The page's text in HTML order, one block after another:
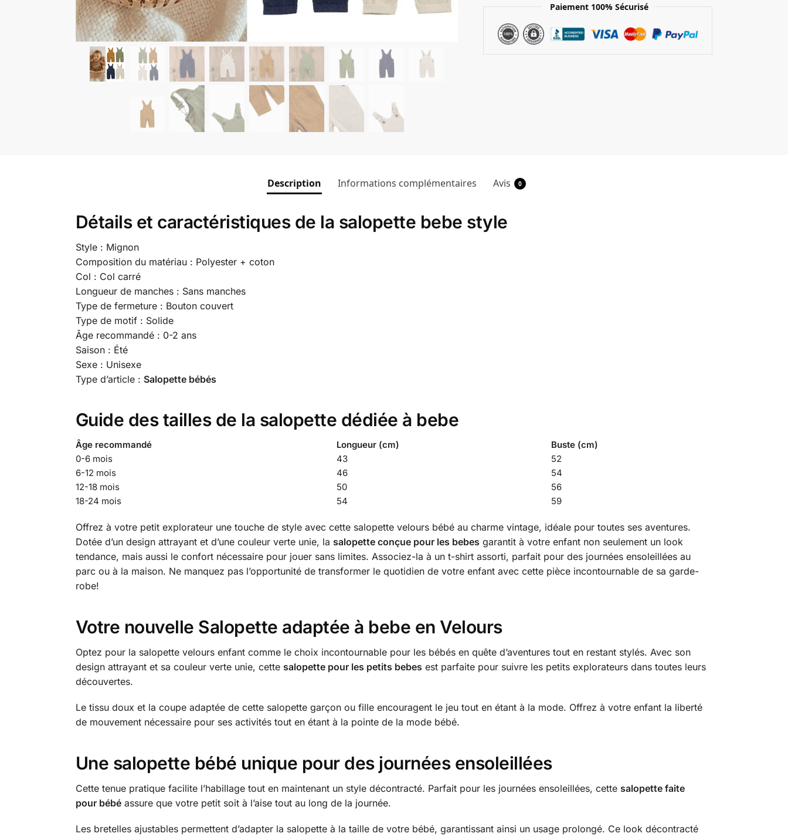
Paiement 100% Sécurisé
Description Informations complémentaires Avis 0
Détails et caractéristiques de la salopette bebe style
Style : Mignon
Composition du matériau : Polyester + coton
Col : Col carré
Longueur de manches : Sans manches
Type de fermeture : Bouton couvert
Type de motif : Solide
Âge recommandé : 0-2 ans
Saison : Été
Sexe : Unisexe
Type d’article : Salopette bébés
Guide des tailles de la salopette dédiée à bebe
Âge recommandé Longueur (cm)
Buste (cm)
0-6 mois
43
52
6-12 mois
46
54
12-18 mois
50
56
18-24 mois
54 59
Offrez à votre petit explorateur une touche de style avec cette salopette velours bébé au charme vintage, idéale pour toutes ses aventures.
Dotée d’un design attrayant et d’une couleur verte unie, la salopette conçue pour les bebes garantit à votre enfant non seulement un look
tendance, mais aussi le confort nécessaire pour jouer sans limites. Associez-la à un t-shirt assorti, parfait pour des journées ensoleillées au
parc ou à la maison. Ne manquez pas l’opportunité de transformer le quotidien de votre enfant avec cette pièce incontournable de sa garde-
robe!
Votre nouvelle Salopette adaptée à bebe en Velours
Optez pour la salopette velours enfant comme le choix incontournable pour les bébés en quête d’aventures tout en restant stylés. Avec son
design attrayant et sa couleur verte unie, cette salopette pour les petits bebes est parfaite pour suivre les petits explorateurs dans toutes leurs
découvertes.
Le tissu doux et la coupe adaptée de cette salopette garçon ou fille encouragent le jeu tout en étant à la mode. Offrez à votre enfant la liberté
de mouvement nécessaire pour ses activités tout en étant à la pointe de la mode bébé.
Une salopette bébé unique pour des journées ensoleillées
Cette tenue pratique facilite l’habillage tout en maintenant un style décontracté. Parfait pour les journées ensoleillées, cette salopette faite
pour bébéassure que votre petit soit à l’aise tout au long de la journée.
Les bretelles ajustables permettent d’adapter la salopette à la taille de votre bébé, garantissant ainsi un usage prolongé. Ce look décontracté